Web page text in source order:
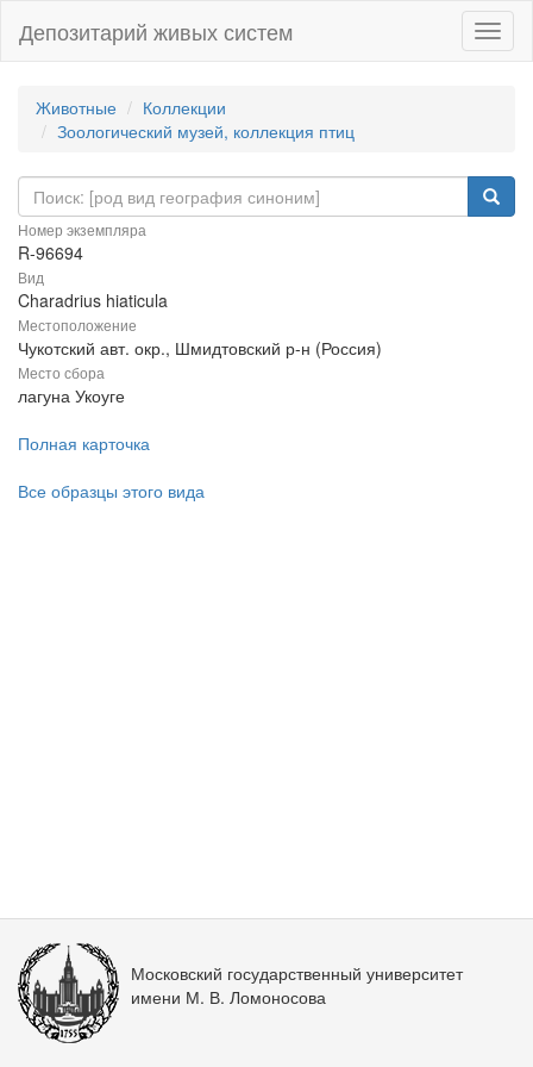
Депозитарий живых систем
Животные
Коллекции
Зоологический музей, коллекция птиц
Номер экземпляра
R-96694
Вид
Charadrius hiaticula
Местоположение
Чукотский авт. окр., Шмидтовский р-н (Россия)
Место сбора
лагуна Укоуге
Полная карточка
Все образцы этого вида
Московский государственный университет
имени М. В. Ломоносова